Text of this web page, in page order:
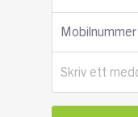
Mobilnummer
Skriv ett